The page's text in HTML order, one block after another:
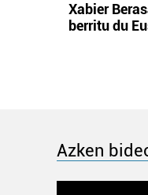
Xabier
berritu du
Azken